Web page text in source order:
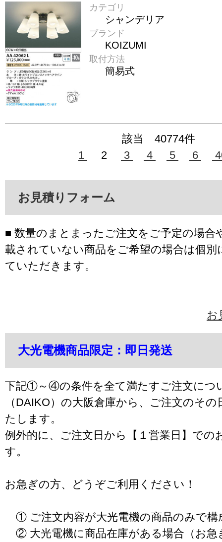
カテゴリ
シャンデリア
ブランド
KOIZUMI
取付方法
簡易式
該当 40774件
1
2 3 4 5 6
お見積りフォーム
■ 数量のまとまったご注文をご予定の場合
載されていない商品をご希望の場合は個別
ていただきます。
お
大光電機商品限定：即日発送
下記①～④の条件を全て満たすご注文につ
（DAIKO）の大阪倉庫から、ご注文のそ
たします。
例外的に、ご注文日から【１営業日】での
す。
お急ぎの方、どうぞご利用ください！
① ご注文内容が大光電機の商品のみで構
② 大光電機に商品在庫がある場合（お急